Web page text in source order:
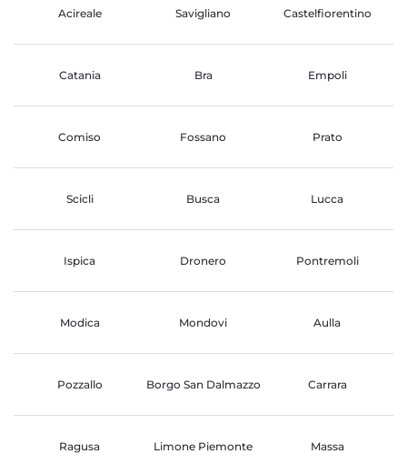
Acireale Savigliano Castelfiorentino
Catania Bra Empoli
Comiso Fossano Prato
Scicli Busca Lucca
Ispica Dronero Pontremoli
Modica Mondovi Aulla
Pozzallo Borgo San Dalmazzo Carrara
Ragusa Limone Piemonte Massa